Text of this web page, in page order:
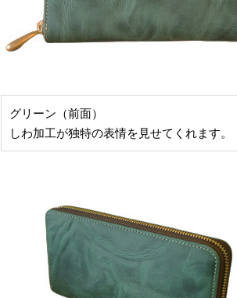
グリーン（前面）
しわ加工が独特の表情を見せてくれます。